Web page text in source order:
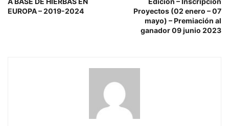
EUROPA – 2019-2024
Proyectos (02 enero – 07
mayo) – Premiación al
ganador 09 junio 2023